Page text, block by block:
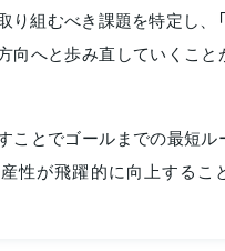
り組むべき課題を特定し、
向へと歩み直していくこと
ことでゴールまでの最短ル
性が飛躍的に向上するこ